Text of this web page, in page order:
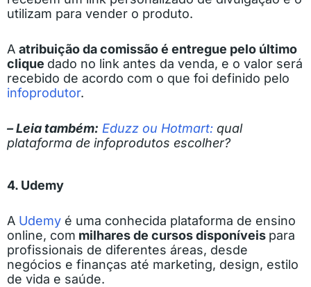
utilizam para vender o produto.
A atribuição da comissão é entregue pelo último
clique dado no link antes da venda, e o valor será
recebido de acordo com o que foi definido pelo
infoprodutor.
– Leia também: Eduzz ou Hotmart: qual
plataforma de infoprodutos escolher?
4. Udemy
A Udemy é uma conhecida plataforma de ensino
online, com milhares de cursos disponíveis para
profissionais de diferentes áreas, desde
negócios e finanças até marketing, design, estilo
de vida e saúde.